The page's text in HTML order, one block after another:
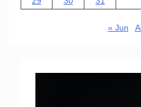
« Jun